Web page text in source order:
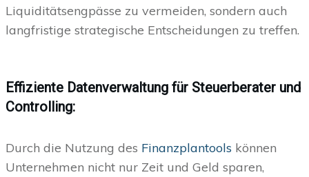
Liquiditätsengpässe zu vermeiden, sondern auch
langfristige strategische Entscheidungen zu treffen.
Effiziente Datenverwaltung für Steuerberater und
Controlling:
Durch die Nutzung des Finanzplantools können
Unternehmen nicht nur Zeit und Geld sparen,